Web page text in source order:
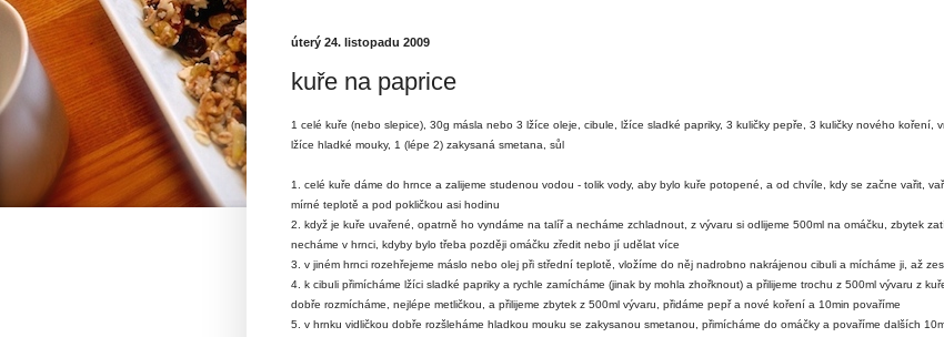
úterý 24. listopadu 2009
kuře na paprice
1 celé kuře (nebo slepice), 30g másla nebo 3 lžíce oleje, cibule, lžíce sladké papriky, 3 kuličky pepře, 3 kuličky nového koření,
lžíce hladké mouky, 1 (lépe 2) zakysaná smetana, sůl
1. celé kuře dáme do hrnce a zalijeme studenou vodou - tolik vody, aby bylo kuře potopené, a od chvíle, kdy se začne vařit,
mírné teplotě a pod pokličkou asi hodinu
2. když je kuře uvařené, opatrně ho vyndáme na talíř a necháme zchladnout, z vývaru si odlijeme 500ml na omáčku, zbytek
necháme v hrnci, kdyby bylo třeba později omáčku zředit nebo jí udělat více
3. v jiném hrnci rozehřejeme máslo nebo olej při střední teplotě, vložíme do něj nadrobno nakrájenou cibuli a mícháme ji, až
4. k cibuli přimícháme lžíci sladké papriky a rychle zamícháme (jinak by mohla zhořknout) a přilijeme trochu z 500ml vývaru z
dobře rozmícháme, nejlépe metličkou, a přilijeme zbytek z 500ml vývaru, přidáme pepř a nové koření a 10min povaříme
5. v hrnku vidličkou dobře rozšleháme hladkou mouku se zakysanou smetanou, přimícháme do omáčky a povaříme dalších